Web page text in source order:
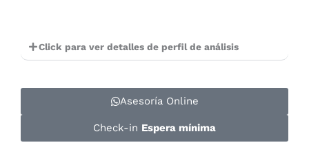
Click para ver detalles de perfil de análisis
Asesoría Online
Check-in Espera mínima